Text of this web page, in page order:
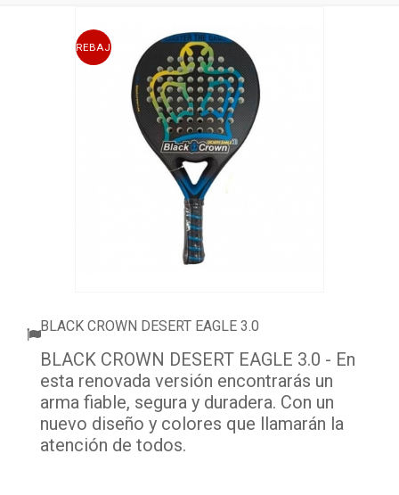
ZAPATILLAS DE PADEL
REBAJADO
BLACK CROWN DESERT EAGLE 3.0
BLACK CROWN DESERT EAGLE 3.0 - En
esta renovada versión encontrarás un
arma fiable, segura y duradera. Con un
nuevo diseño y colores que llamarán la
atención de todos.